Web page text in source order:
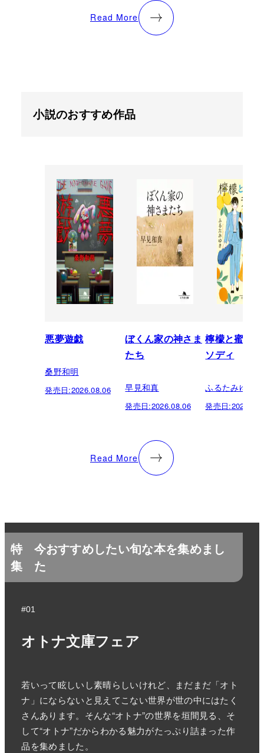
Read More
小説のおすすめ作品
悪夢遊戯
桑野和明
発売日:2026.08.06
ぼくん家の神さま
たち
早見和真
発売日:2026.08.06
檸檬と蜜柑
ソディ
ふるたみゆき
発売日:
Read More
特
集
今おすすめしたい旬な本を集めまし
た
#01
オトナ文庫フェア
若いって眩しいし素晴らしいけれど、まだまだ「オト
ナ」にならないと見えてこない世界が世の中にはたく
さんあります。そんな“オトナ”の世界を垣間見る、そ
して“オトナ”だからわかる魅力がたっぷり詰まった作
品を集めました。